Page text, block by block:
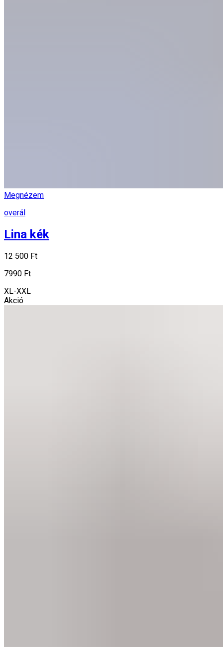
Megnézem
overál
Lina kék
12 500 Ft
7990 Ft
XL-XXL
Akció